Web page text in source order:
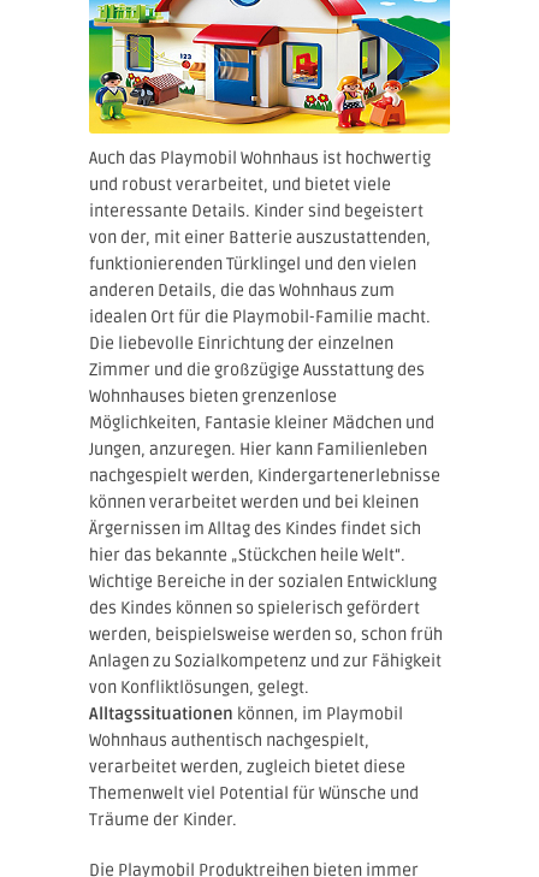
Auch das Playmobil Wohnhaus ist hochwertig
und robust verarbeitet, und bietet viele
interessante Details. Kinder sind begeistert
von der, mit einer Batterie auszustattenden,
funktionierenden Türklingel und den vielen
anderen Details, die das Wohnhaus zum
idealen Ort für die Playmobil-Familie macht.
Die liebevolle Einrichtung der einzelnen
Zimmer und die großzügige Ausstattung des
Wohnhauses bieten grenzenlose
Möglichkeiten, Fantasie kleiner Mädchen und
Jungen, anzuregen. Hier kann Familienleben
nachgespielt werden, Kindergartenerlebnisse
können verarbeitet werden und bei kleinen
Ärgernissen im Alltag des Kindes findet sich
hier das bekannte „Stückchen heile Welt“.
Wichtige Bereiche in der sozialen Entwicklung
des Kindes können so spielerisch gefördert
werden, beispielsweise werden so, schon früh
Anlagen zu Sozialkompetenz und zur Fähigkeit
von Konfliktlösungen, gelegt.
Alltagssituationen können, im Playmobil
Wohnhaus authentisch nachgespielt,
verarbeitet werden, zugleich bietet diese
Themenwelt viel Potential für Wünsche und
Träume der Kinder.
Die Playmobil Produktreihen bieten immer